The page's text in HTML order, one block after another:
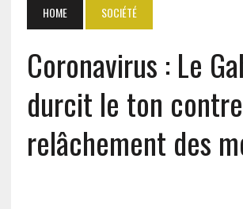
HOME SOCIÉTÉ
Coronavirus : Le
durcit le ton
relâchement des